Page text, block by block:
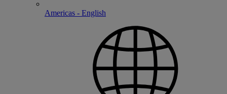
Americas - English